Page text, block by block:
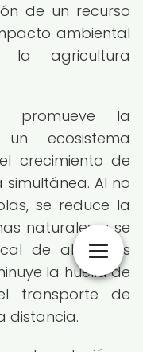
de un recurso
ambiental
la agricultura
promueve la
ecosistema
crecimiento de
Al no
se reduce la
naturales y se
de alimentos
la huella de
transporte de
distancia.